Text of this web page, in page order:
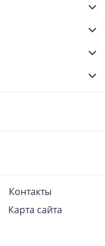
Контакты
Карта сайта